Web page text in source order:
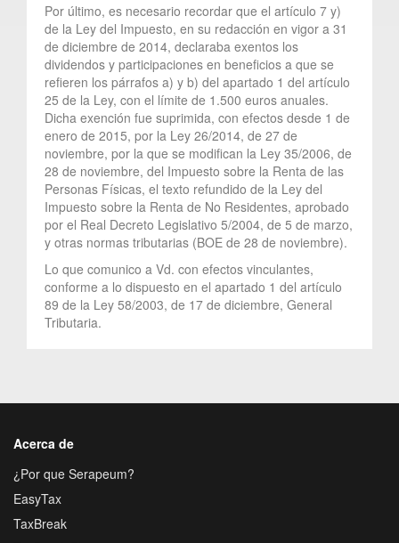
Por último, es necesario recordar que el artículo 7 y)
de la Ley del Impuesto, en su redacción en vigor a 31
de diciembre de 2014, declaraba exentos los
dividendos y participaciones en beneficios a que se
refieren los párrafos a) y b) del apartado 1 del artículo
25 de la Ley, con el límite de 1.500 euros anuales.
Dicha exención fue suprimida, con efectos desde 1 de
enero de 2015, por la Ley 26/2014, de 27 de
noviembre, por la que se modifican la Ley 35/2006, de
28 de noviembre, del Impuesto sobre la Renta de las
Personas Físicas, el texto refundido de la Ley del
Impuesto sobre la Renta de No Residentes, aprobado
por el Real Decreto Legislativo 5/2004, de 5 de marzo,
y otras normas tributarias (BOE de 28 de noviembre).
Lo que comunico a Vd. con efectos vinculantes,
conforme a lo dispuesto en el apartado 1 del artículo
89 de la Ley 58/2003, de 17 de diciembre, General
Tributaria.
Acerca de
¿Por que Serapeum?
EasyTax
TaxBreak